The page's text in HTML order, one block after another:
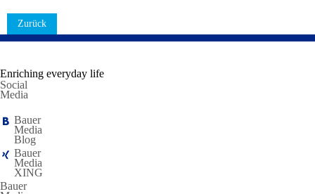
Zurück
Enriching everyday life
Social
Media
Bauer
Media
Blog
Bauer
Media
XING
Bauer